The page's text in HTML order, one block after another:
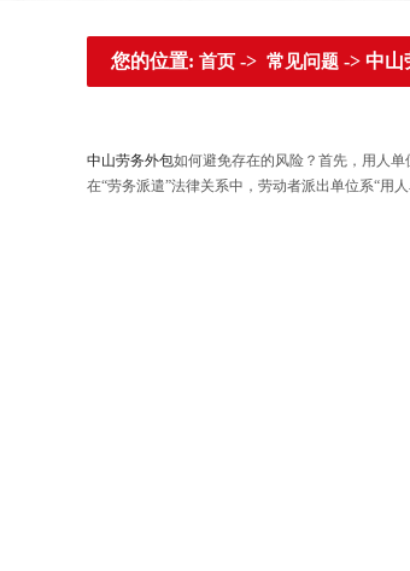
您的位置: 首页 -> 常见问题 -> 中山
中山劳务外包如何避免存在的风险？首先，用人
在“劳务派遣”法律关系中，劳动者派出单位系“用